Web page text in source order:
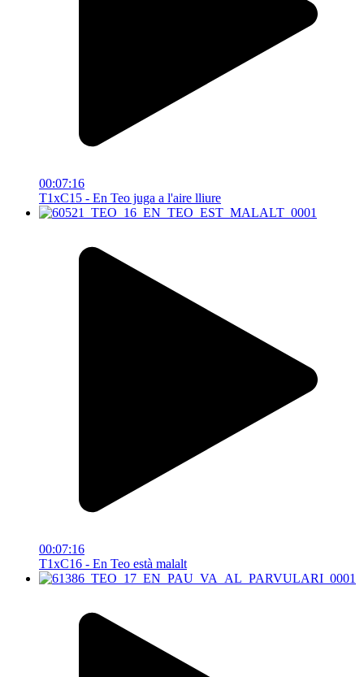
00:07:16
T1xC15 - En Teo juga a l'aire lliure
00:07:16
T1xC16 - En Teo està malalt